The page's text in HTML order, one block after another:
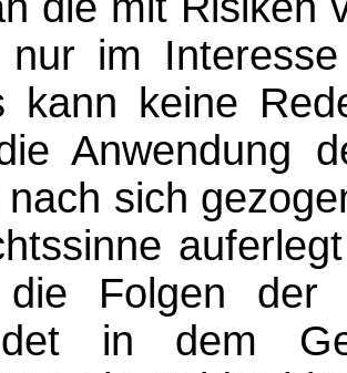
nur im
kann keine
Anwendung
nach sich
die Folgen der
in dem